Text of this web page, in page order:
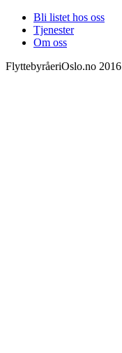
Bli listet hos oss
Tjenester
Om oss
FlyttebyråeriOslo.no 2016